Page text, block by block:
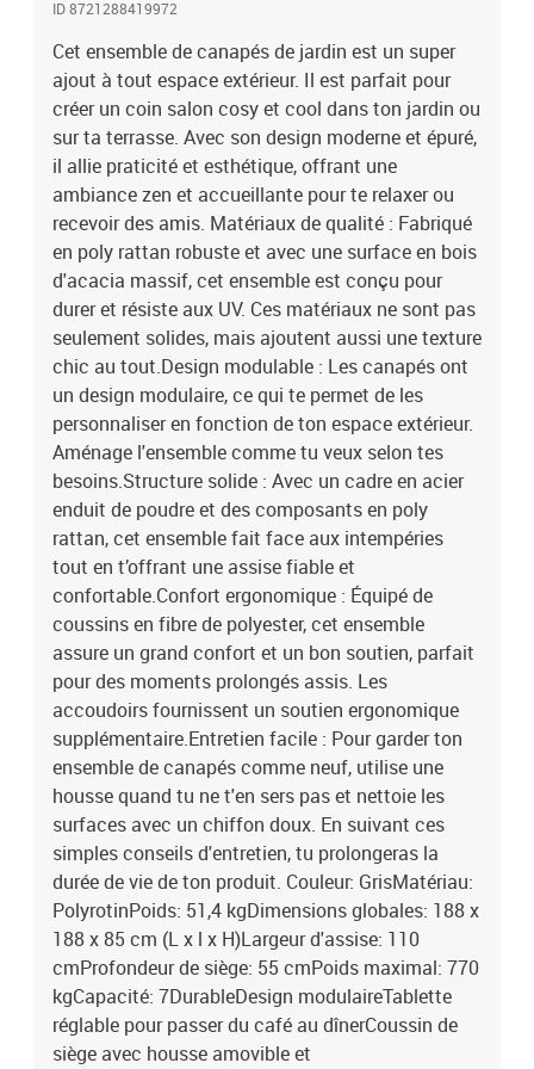
assise fiable et confortable.Confort ergonomique : Équipé de
coussins en fibre de polyester, cet ensemble assure un grand
confort et un bon soutien, parfait pour des moments prolongés
assis. Les accoudoirs fournissent un soutien ergonomique
supplémentaire.Entretien facile : Pour garder ton ensemble de
canapés comme neuf, utilise une housse quand tu ne t'en sers pas
et nettoie les surfaces avec un chiffon doux. En suivant ces
simples conseils d'entretien, tu prolongeras la durée de vie de ton
produit. Couleur: GrisMatériau: PolyrotinPoids: 51,4
kgDimensions globales: 188 x 188 x 85 cm (L x l x H)Largeur
d'assise: 110 cmProfondeur de siège: 55 cmPoids maximal: 770
kgCapacité: 7DurableDesign modulaireTablette réglable pour
passer du café au dînerCoussin de siège avec housse amovible et
lavableLégerRésistant aux UVExpérience d'assise
confortableUtilisation en extérieur uniquementAssemblage
requis: OuiContenant de la livraison:2 x Canapé d'angle : 62 x 71 x
85 cm (LxPxH)1 x Siège d'angle : 65,5 x 62 x 85 cm (LxPxH)2 x
Siège central : 55 x 62 x 85 cm (LxPxH)2 x Tabouret : 40 x 40 x 38
cm (LxPxH)1 x Table : 90 x 55 x 71 cm (LxPxH)EAN:
8721288419972SKU: 3361878Brand: vidaXL
ID 8721288419972
Cet ensemble de canapés de jardin est un super
ajout à tout espace extérieur. Il est parfait pour
créer un coin salon cosy et cool dans ton jardin ou
sur ta terrasse. Avec son design moderne et épuré,
il allie praticité et esthétique, offrant une
ambiance zen et accueillante pour te relaxer ou
recevoir des amis. Matériaux de qualité : Fabriqué
en poly rattan robuste et avec une surface en bois
d'acacia massif, cet ensemble est conçu pour
durer et résiste aux UV. Ces matériaux ne sont pas
seulement solides, mais ajoutent aussi une texture
chic au tout.Design modulable : Les canapés ont
un design modulaire, ce qui te permet de les
personnaliser en fonction de ton espace extérieur.
Aménage l'ensemble comme tu veux selon tes
besoins.Structure solide : Avec un cadre en acier
enduit de poudre et des composants en poly
rattan, cet ensemble fait face aux intempéries
tout en t’offrant une assise fiable et
confortable.Confort ergonomique : Équipé de
coussins en fibre de polyester, cet ensemble
assure un grand confort et un bon soutien, parfait
pour des moments prolongés assis. Les
accoudoirs fournissent un soutien ergonomique
supplémentaire.Entretien facile : Pour garder ton
ensemble de canapés comme neuf, utilise une
housse quand tu ne t'en sers pas et nettoie les
surfaces avec un chiffon doux. En suivant ces
simples conseils d'entretien, tu prolongeras la
durée de vie de ton produit. Couleur: GrisMatériau:
PolyrotinPoids: 51,4 kgDimensions globales: 188 x
188 x 85 cm (L x l x H)Largeur d'assise: 110
cmProfondeur de siège: 55 cmPoids maximal: 770
kgCapacité: 7DurableDesign modulaireTablette
réglable pour passer du café au dînerCoussin de
siège avec housse amovible et